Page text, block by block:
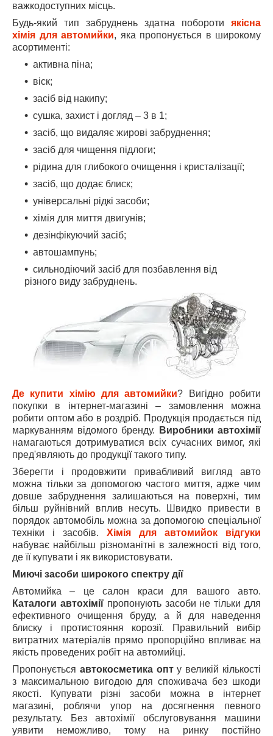
важкодоступних місць.
Будь-який тип забруднень здатна побороти якісна
хімія для автомийки, яка пропонується в широкому
асортименті:
активна піна;
віск;
засіб від накипу;
сушка, захист і догляд – 3 в 1;
засіб, що видаляє жирові забруднення;
засіб для чищення підлоги;
рідина для глибокого очищення і кристалізації;
засіб, що додає блиск;
універсальні рідкі засоби;
хімія для миття двигунів;
дезінфікуючий засіб;
автошампунь;
сильнодіючий засіб для позбавлення від
різного виду забруднень.
Де купити хімію для автомийки? Вигідно робити
покупки в інтернет-магазині – замовлення можна
робити оптом або в роздріб. Продукція продається під
маркуванням відомого бренду.
Виробники автохімії
намагаються дотримуватися всіх сучасних вимог, які
пред'являють до продукції такого типу.
Зберегти і продовжити привабливий вигляд авто
можна тільки за допомогою частого миття, адже чим
довше забруднення залишаються на поверхні, тим
більш руйнівний вплив несуть. Швидко привести в
порядок автомобіль можна за допомогою спеціальної
техніки і засобів. Хімія для автомийок відгуки
набуває найбільш різноманітні в залежності від того,
де її купувати і як використовувати.
Миючі засоби широкого спектру дії
Автомийка – це салон краси для вашого авто.
Каталоги автохімії пропонують засоби не тільки для
ефективного очищення бруду, а й для наведення
блиску і протистояння корозії. Правильний вибір
витратних матеріалів прямо пропорційно впливає на
якість проведених робіт на автомийці.
Пропонується автокосметика опту великій кількості
з максимальною вигодою для споживача без шкоди
якості. Купувати різні засоби можна в інтернет
магазині, роблячи упор на досягнення певного
результату. Без автохімії обслуговування машини
уявити неможливо, тому на ринку постійно